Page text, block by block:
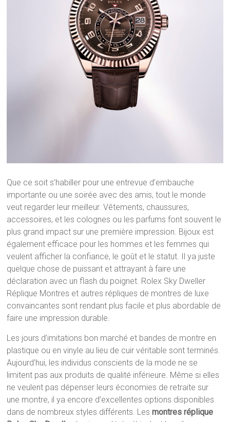
Que ce soit s’habiller pour une entrevue d’embauche
importante ou une soirée avec des amis, tout le monde
veut regarder leur meilleur. Vêtements, chaussures,
accessoires, et les colognes ou les parfums font souvent le
plus grand impact sur une première impression. Bijoux est
également efficace pour les hommes et les femmes qui
veulent afficher la confiance, le goût et le statut. Il ya juste
quelque chose de puissant et attrayant à faire une
déclaration avec un flash du poignet. Rolex Sky Dweller
Réplique Montres et autres répliques de montres de luxe
convaincantes sont rendant plus facile et plus abordable de
faire une impression durable.
Les jours d’imitations bon marché et bandes de montre en
plastique ou en vinyle au lieu de cuir véritable sont terminés.
Aujourd’hui, les individus conscients de la mode ne se
limitent pas aux produits de qualité inférieure. Même si elles
ne veulent pas dépenser leurs économies de retraite sur
une montre, il ya encore d’excellentes options disponibles
dans de nombreux styles différents. Lesmontres réplique